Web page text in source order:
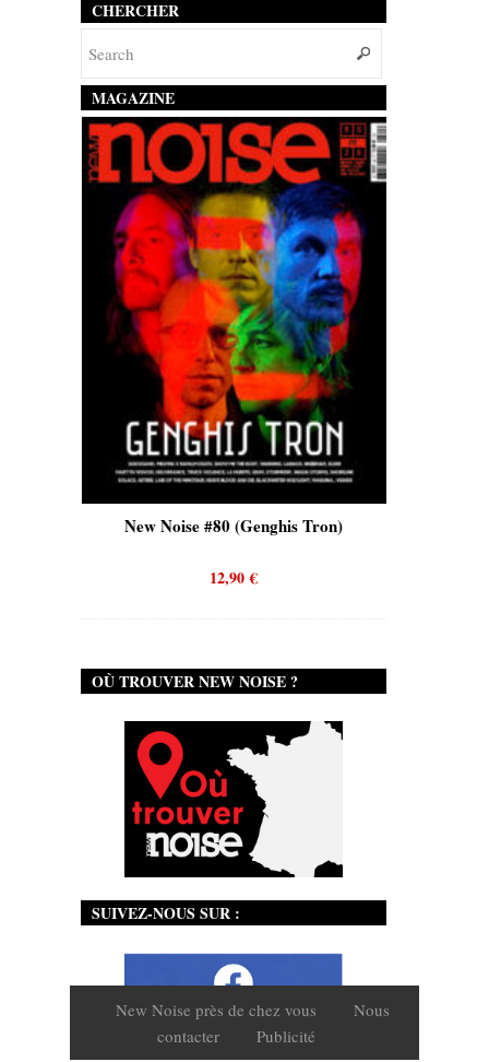
CHERCHER
MAGAZINE
New Noise #80 (Genghis Tron)
12,90€
OÙ TROUVER NEW NOISE ?
SUIVEZ-NOUS SUR :
New Noise près de chez vous
Nous
contacter
Publicité